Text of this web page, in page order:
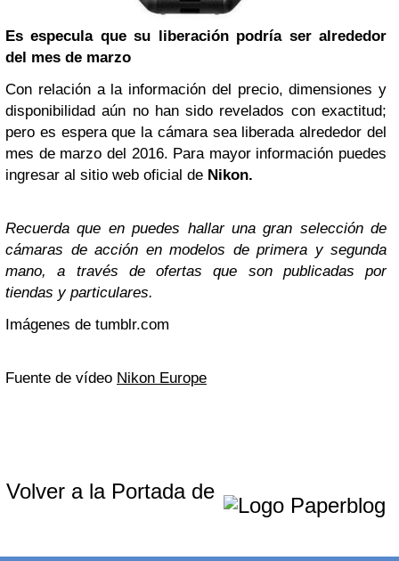
Es especula que su liberación podría ser alrededor
del mes de marzo
Con relación a la información del precio, dimensiones y
disponibilidad aún no han sido revelados con exactitud;
pero es espera que la cámara sea liberada alrededor del
mes de marzo del 2016. Para mayor información puedes
ingresar al sitio web oficial de Nikon.
Recuerda que en puedes hallar una gran selección de
cámaras de acción en modelos de primera y segunda
mano, a través de ofertas que son publicadas por
tiendas y particulares.
Imágenes de tumblr.com
Fuente de vídeo Nikon Europe
Volver a la Portada de